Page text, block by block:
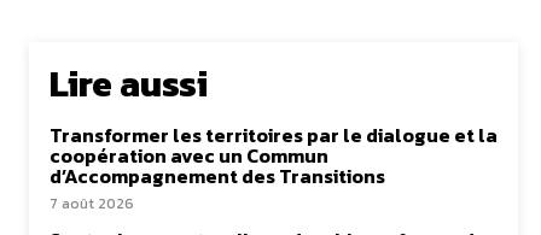
Lire aussi
Transformer les territoires par le dialogue et la
coopération avec un Commun
d’Accompagnement des Transitions
7 août 2026